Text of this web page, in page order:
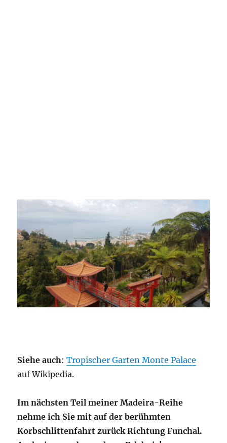
Siehe auch:Tropischer Garten Monte Palace
auf Wikipedia.
Im nächsten Teil meiner Madeira-Reihe
nehme ich Sie mit auf der berühmten
Korbschlittenfahrt zurück Richtung Funchal.